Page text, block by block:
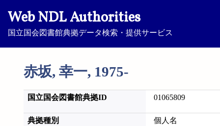
Web NDL Authorities
国立国会図書館典拠データ検索・提供サービス
赤坂, 幸一, 1975-
国立国会図書館典拠ID 01065809
典拠種別 個人名